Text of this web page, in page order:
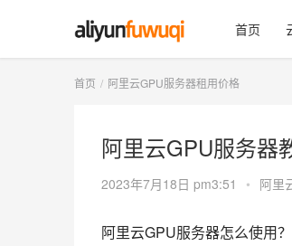
首页
首页 阿里云GPU服务器租用价格
阿里云GPU服务器
2023年7月18日 pm3:51 • 阿里
阿里云GPU服务器怎么使用